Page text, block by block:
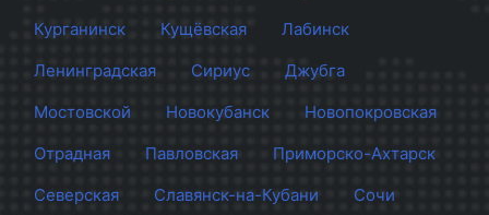
Курганинск
Кущёвская
Лабинск
Ленинградская
Сириус
Джубга
Мостовской
Новокубанск
Новопокровская
Отрадная
Павловская
Приморско-Ахтарск
Северская
Славянск-на-Кубани
Сочи